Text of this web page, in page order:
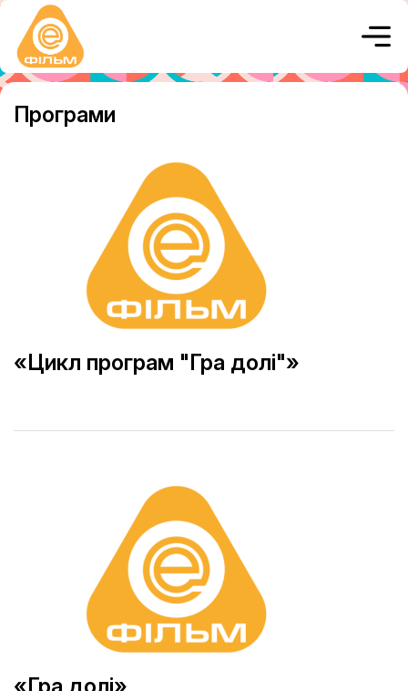
Програми
«Цикл програм "Гра долі"»